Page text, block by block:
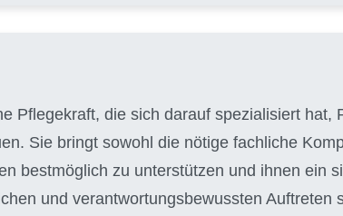
Pflegekraft, die sich darauf spezialisiert hat,
Sie bringt sowohl die nötige fachliche
bestmöglich zu unterstützen und ihnen ein
und verantwortungsbewussten Auftreten